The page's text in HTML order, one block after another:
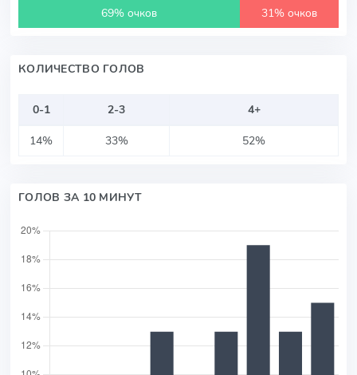
69% очков
31% очков
КОЛИЧЕСТВО ГОЛОВ
0-1 2-3
4+
14%
33% 52%
ГОЛОВ ЗА 10 МИНУТ